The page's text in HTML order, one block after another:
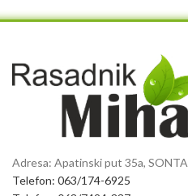
Adresa: Apatinski put 35a, SONTA
Telefon: 063/174-6925